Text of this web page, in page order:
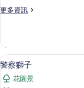
有
片
更多資訊
更
城
堡
的
詳
情
顯
示
7
警察獅子
花園景